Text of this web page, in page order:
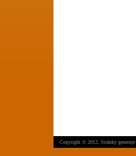
Copyright © 2012. Stránky generuje